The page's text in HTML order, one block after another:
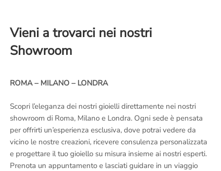
Vieni a trovarci nei nostri
Showroom
ROMA – MILANO – LONDRA
Scopri l’eleganza dei nostri gioielli direttamente nei nostri
showroom di Roma, Milano e Londra. Ogni sede è pensata
per offrirti un’esperienza esclusiva, dove potrai vedere da
vicino le nostre creazioni, ricevere consulenza personalizzata
e progettare il tuo gioiello su misura insieme ai nostri esperti.
Prenota un appuntamento e lasciati guidare in un viaggio